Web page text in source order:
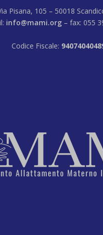
Pisana, 105 – 50018
info@mami.org – fax: 055
Codice Fiscale: